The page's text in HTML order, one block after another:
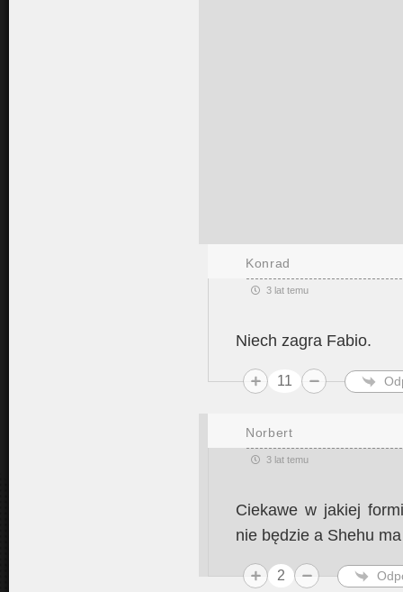
Konrad
3 lat temu
Niech zagra Fabio.
11
Norbert
3 lat temu
Ciekawe w jakiej
nie będzie a Shehu
2